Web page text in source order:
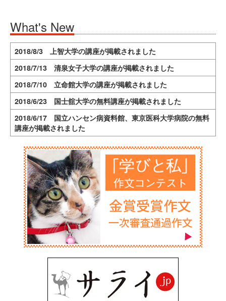
What's New
2018/8/3 上智大学の講座が掲載されました
2018/7/13 清泉女子大学の講座が掲載されました
2018/7/10 立命館大学の講座が掲載されました
2018/6/23 国士舘大学の無料講座が掲載されました
2018/6/17 国立ハンセン病資料館、東京医科大学病院の無料
講座が掲載されました